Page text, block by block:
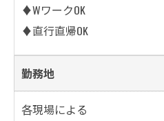
♦WワークOK
♦直行直帰OK
勤務地
各現場による